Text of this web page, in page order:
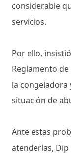
considerable
servicios.
Por ello,
Reglamento
la congeladora
situación de
Ante estas
atenderlas,